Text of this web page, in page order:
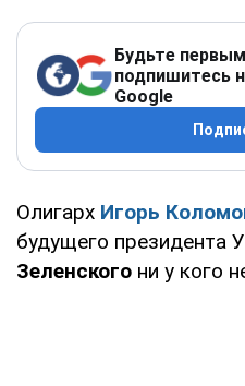
Будьте
подпишитесь
Google
Олигарх Игорь
будущего президента
Зеленского ни у кого